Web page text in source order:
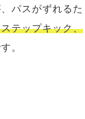
パスがずれるた
テップキック、
。